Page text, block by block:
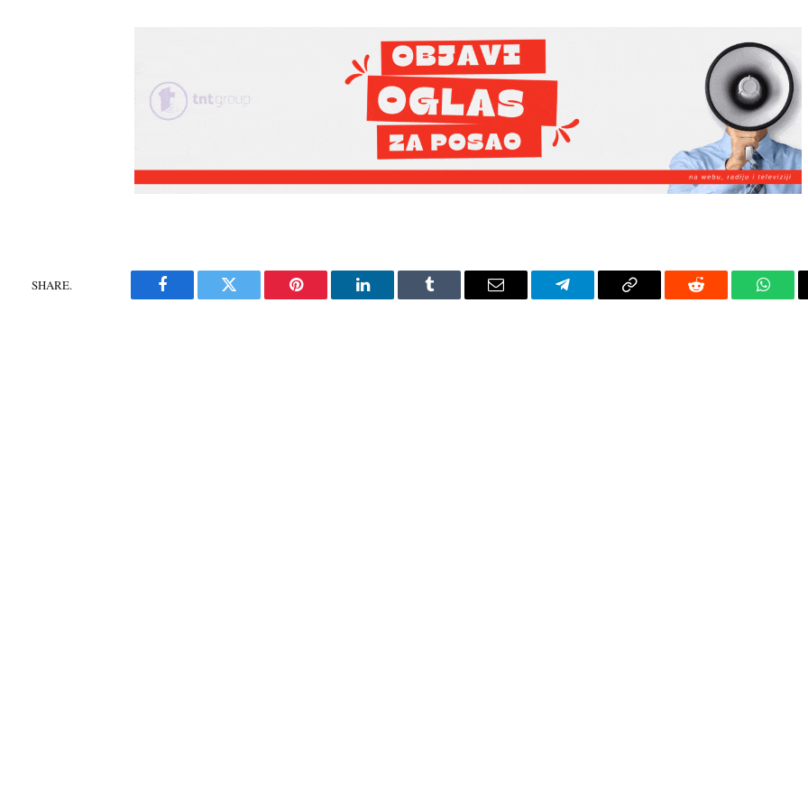
SHARE.
Facebook Twitter Pinterest LinkedIn Tumblr Email Telegram Copy
Reddit